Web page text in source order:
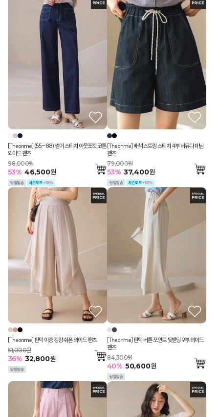
[Theonme] (55~88) 썸머 스티치 아웃포켓 코튼
와이드 팬츠
98,000원
53% 46,500원
[Theonme] 배색 스트링 스티치 4부 버뮤다 데님
팬츠
79,000원
53% 37,400원
[Theonme] 핀턱 이중 캉캉 쉬폰 와이드 팬츠
51,000원
36% 32,800원
[Theonme] 핀턱 버튼 포인트 뒷밴딩 9부 와이드
팬츠
84,300원
40% 50,600원